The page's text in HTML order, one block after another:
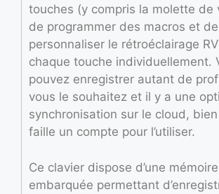
touches (y compris la molette de
de programmer des macros et de
personnaliser le rétroéclairage
chaque touche individuellement.
pouvez enregistrer autant de
vous le souhaitez et il y a une
synchronisation sur le cloud, bien
faille un compte pour l’utiliser.
Ce clavier dispose d’une mémoire
embarquée permettant